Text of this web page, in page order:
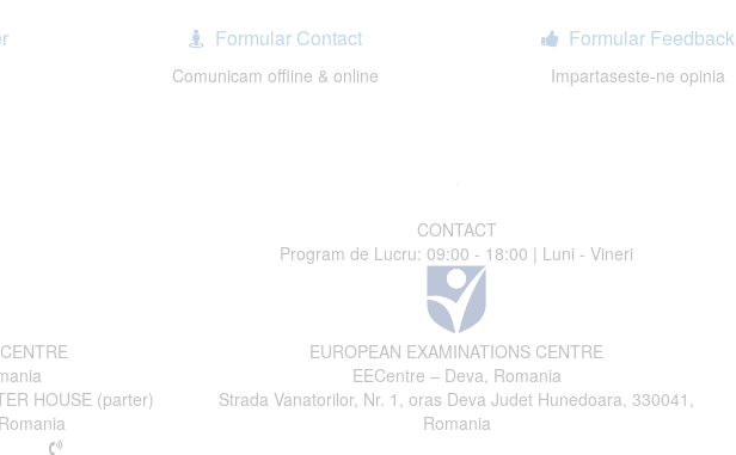
Formular Contact
Comunicam offline & online
Formular Feedback
Impartaseste-ne opinia
CONTACT
Program de Lucru: 09:00 - 18:00 | Luni - Vineri
HOUSE (parter)
EUROPEAN EXAMINATIONS CENTRE
EECentre – Deva, Romania
Strada Vanatorilor, Nr. 1, oras Deva Judet Hunedoara, 330041,
Romania